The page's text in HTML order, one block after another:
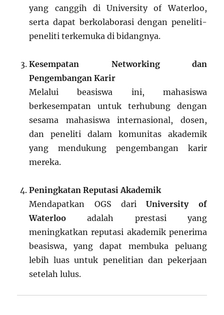
yang canggih di University of Waterloo,
serta dapat berkolaborasi dengan peneliti-
peneliti terkemuka di bidangnya.
Kesempatan Networking dan
Pengembangan Karir
Melalui beasiswa ini, mahasiswa
berkesempatan untuk terhubung dengan
sesama mahasiswa internasional, dosen,
dan peneliti dalam komunitas akademik
yang mendukung pengembangan karir
mereka.
Peningkatan Reputasi Akademik
Mendapatkan OGS dariUniversity of
Waterloo adalah prestasi yang
meningkatkan reputasi akademik penerima
beasiswa, yang dapat membuka peluang
lebih luas untuk penelitian dan pekerjaan
setelah lulus.